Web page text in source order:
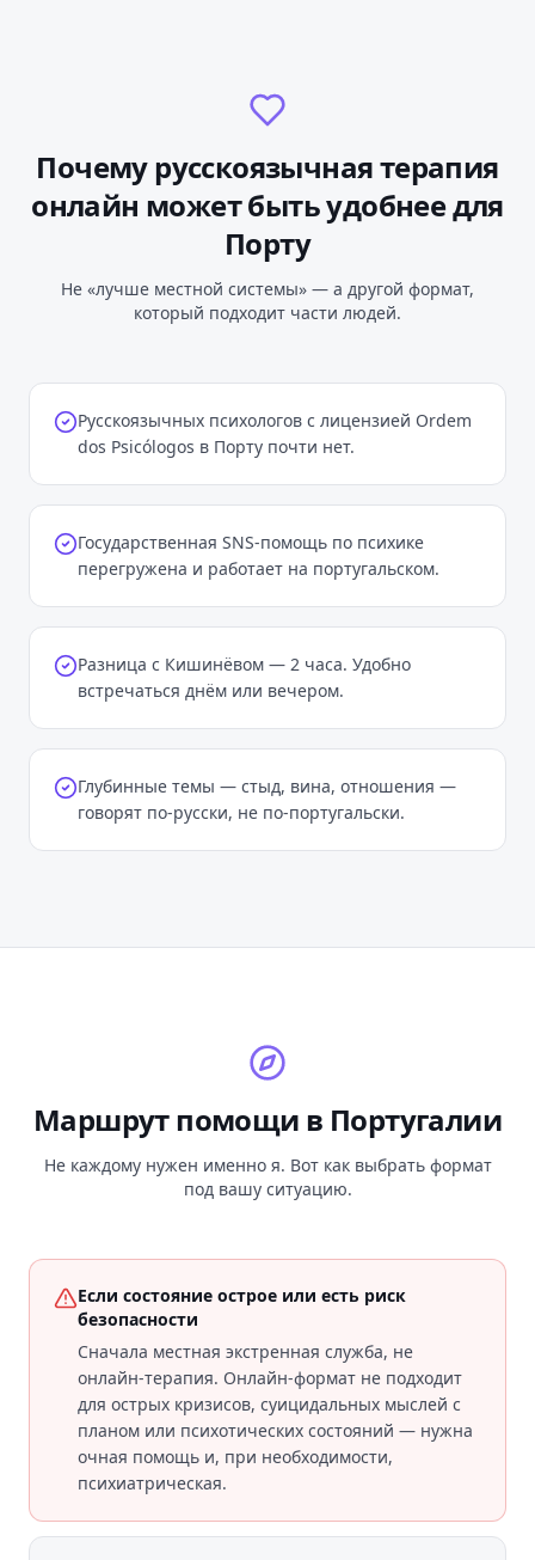
Почему русскоязычная терапия
онлайн может быть удобнеедля
Порту
Не «лучше местной системы» — а другой формат,
который подходит части людей.
Русскоязычных психологов с лицензией Ordem
dos Psicólogos в Порту почти нет.
Государственная SNS-помощь по психике
перегружена и работает на португальском.
Разница с Кишинёвом — 2 часа. Удобно
встречаться днём или вечером.
Глубинные темы — стыд, вина, отношения —
говорят по-русски, не по-португальски.
Маршрут помощи в Португалии
Не каждому нужен именно я. Вот как выбрать формат
под вашу ситуацию.
Если состояние острое или есть риск
безопасности
Сначала местная экстренная служба, не
онлайн-терапия. Онлайн-формат не подходит
для острых кризисов, суицидальных мыслей с
планом или психотических состояний — нужна
очная помощь и, при необходимости,
психиатрическая.